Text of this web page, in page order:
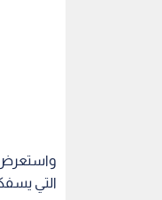
واستعرض
التي